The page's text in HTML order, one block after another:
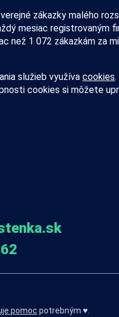
zákazky malého
mesiac registrovaným
než 1 072 zákazkám za
služieb využíva cookies.
cookies si môžete
pomoc potrebným ♥️.